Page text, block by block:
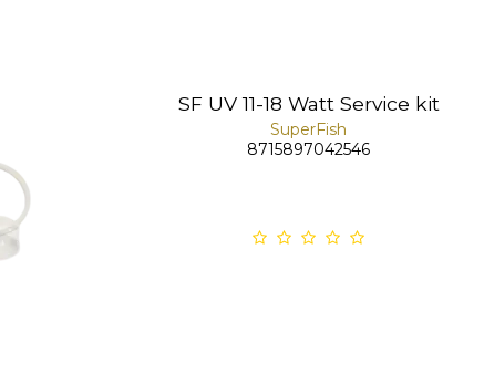
SF UV 11-18 Watt Service kit
SuperFish
8715897042546